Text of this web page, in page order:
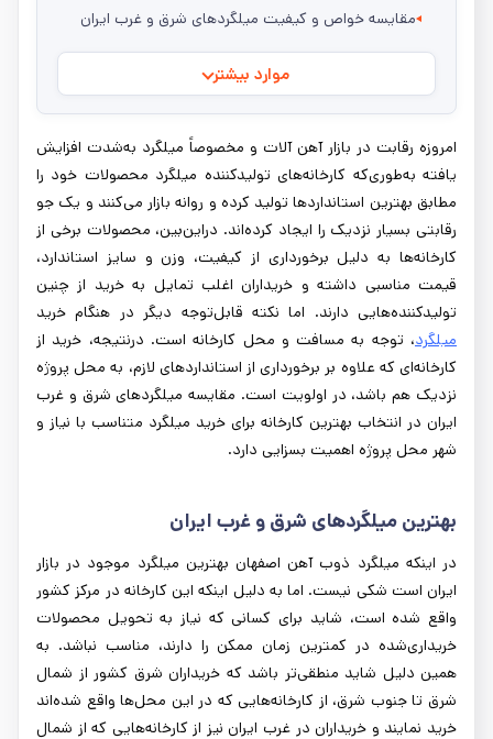
مقایسه خواص و کیفیت میلگردهای شرق و غرب ایران
موارد بیشتر
امروزه رقابت در بازار آهن آلات و مخصوصاً میلگرد به‌شدت افزایش
یافته به‌طوری‌که کارخانه‌های تولیدکننده میلگرد محصولات خود را
مطابق بهترین استانداردها تولید کرده و روانه بازار می‌کنند و یک جو
رقابتی بسیار نزدیک را ایجاد کرده‌اند. دراین‌بین، محصولات برخی از
کارخانه‌ها به دلیل برخورداری از کیفیت، وزن و سایز استاندارد،
قیمت مناسبی داشته و خریداران اغلب تمایل به خرید از چنین
تولیدکننده‌هایی دارند. اما نکته قابل‌توجه دیگر در هنگام خرید
میلگرد، توجه به مسافت و محل کارخانه است. درنتیجه، خرید از
کارخانه‌ای که علاوه بر برخورداری از استانداردهای لازم، به محل پروژه
نزدیک هم باشد، در اولویت است. مقایسه میلگردهای شرق و غرب
ایران در انتخاب بهترین کارخانه برای خرید میلگرد متناسب با نیاز و
شهر محل پروژه اهمیت بسزایی دارد.
بهترین میلگردهای شرق و غرب ایران
در اینکه میلگرد ذوب آهن اصفهان بهترین میلگرد موجود در بازار
ایران است شکی نیست. اما به دلیل اینکه این کارخانه در مرکز کشور
واقع شده است، شاید برای کسانی که نیاز به تحویل محصولات
خریداری‌شده در کمترین زمان ممکن را دارند، مناسب نباشد. به
همین دلیل شاید منطقی‌تر باشد که خریداران شرق کشور از شمال
شرق تا جنوب شرق، از کارخانه‌هایی که در این محل‌ها واقع شده‌اند
خرید نمایند و خریداران در غرب ایران نیز از کارخانه‌هایی که از شمال